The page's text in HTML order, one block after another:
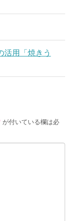
活用「焼きう
が付いている欄は必